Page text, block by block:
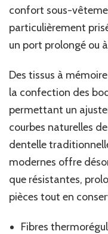
confort sous-
particulièrement
un port prolongé ou
Des tissus à
la confection des
permettant un
courbes naturelles
dentelle
modernes offre
que résistantes,
pièces tout en
Fibres